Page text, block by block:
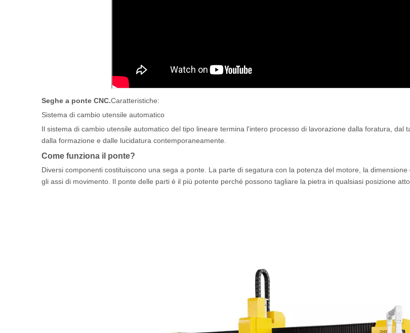
Seghe a ponte CNC.Caratteristiche:
Sistema di cambio utensile automatico
Il sistema di cambio utensile automatico del tipo lineare termina l'intero processo di lavorazione dalla foratura, dal
dalla formazione e dalle lucidatura contemporaneamente.
Come funziona il ponte?
Diversi componenti costituiscono una sega a ponte. La parte di segatura con la potenza del motore, la
gli assi di movimento. Il ponte delle parti è il più potente perché possono tagliare la pietra in qualsiasi posizione